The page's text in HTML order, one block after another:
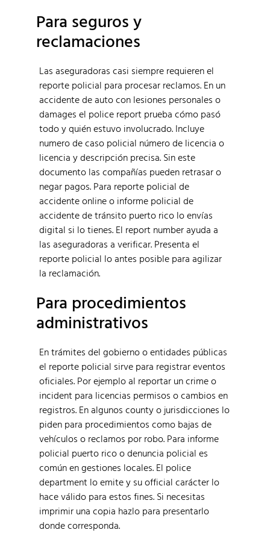
Para seguros y
reclamaciones
Las aseguradoras casi siempre requieren el
reporte policial para procesar reclamos. En un
accidente de auto con lesiones personales o
damages el police report prueba cómo pasó
todo y quién estuvo involucrado. Incluye
numero de caso policial número de licencia o
licencia y descripción precisa. Sin este
documento las compañías pueden retrasar o
negar pagos. Para reporte policial de
accidente online o informe policial de
accidente de tránsito puerto rico lo envías
digital si lo tienes. El report number ayuda a
las aseguradoras a verificar. Presenta el
reporte policial lo antes posible para agilizar
la reclamación.
Para procedimientos
administrativos
En trámites del gobierno o entidades públicas
el reporte policial sirve para registrar eventos
oficiales. Por ejemplo al reportar un crime o
incident para licencias permisos o cambios en
registros. En algunos county o jurisdicciones lo
piden para procedimientos como bajas de
vehículos o reclamos por robo. Para informe
policial puerto rico o denuncia policial es
común en gestiones locales. El police
department lo emite y su official carácter lo
hace válido para estos fines. Si necesitas
imprimir una copia hazlo para presentarlo
donde corresponda.